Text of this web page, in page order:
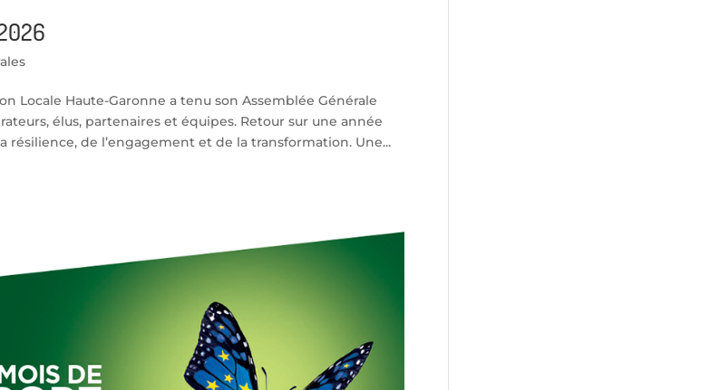
Locale Haute-Garonne a tenu son Assemblée Générale
élus, partenaires et équipes. Retour sur une année
résilience, de l’engagement et de la transformation. Une...